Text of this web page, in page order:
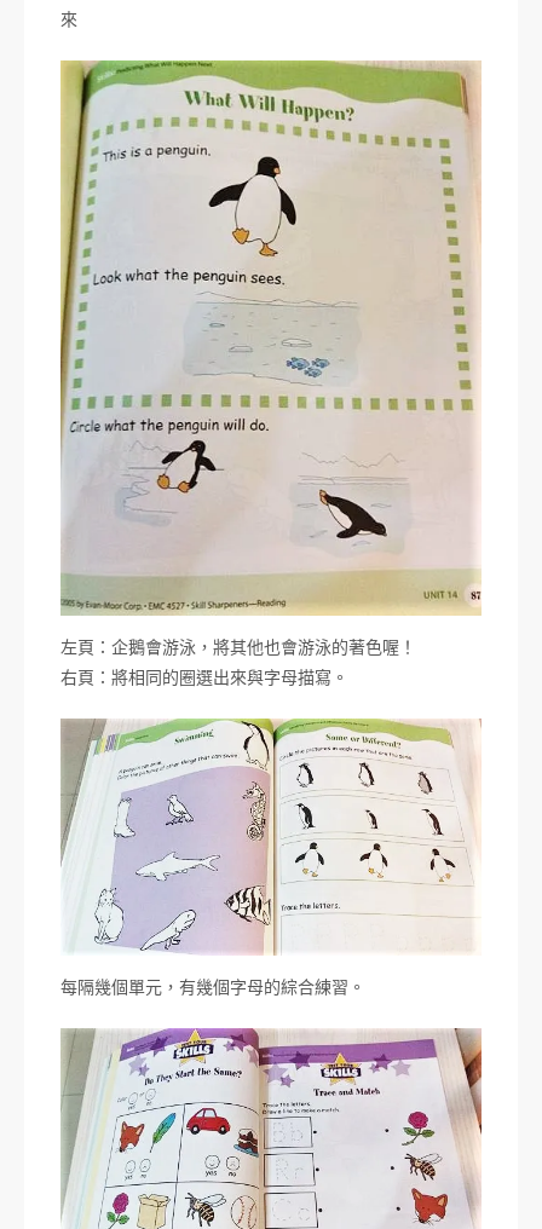
來
左頁：企鵝會游泳，將其他也會游泳的著色喔！
右頁：將相同的圈選出來與字母描寫。
每隔幾個單元，有幾個字母的綜合練習。